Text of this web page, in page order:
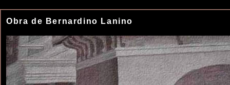
Obra de Bernardino Lanino